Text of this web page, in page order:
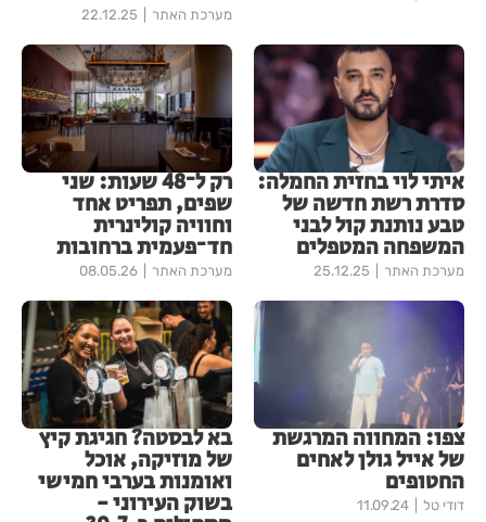
מערכת האתר 22.12.25
איתי לוי בחזית החמלה:
סדרת רשת חדשה של
טבע נותנת קול לבני
המשפחה המטפלים
מערכת האתר 25.12.25
רק ל־48 שעות: שני
שפים, תפריט אחד
וחוויה קולינרית
חד־פעמית ברחובות
מערכת האתר 08.05.26
צפו: המחווה המרגשת
של אייל גולן לאחים
החטופים
דודי טל 11.09.24
בא לבסטה? חגיגת קיץ
של מוזיקה, אוכל
ואומנות בערבי חמישי
בשוק העירוני -